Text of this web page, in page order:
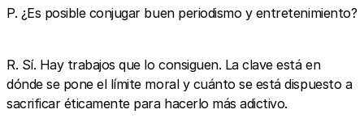
P. ¿Es posible conjugar buen periodismo y entretenimiento?
R. Sí. Hay trabajos que lo consiguen. La clave está en
dónde se pone el límite moral y cuánto se está dispuesto a
sacrificar éticamente para hacerlo más adictivo.